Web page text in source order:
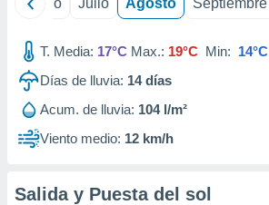
Junio Julio Agosto Septiembre
T. Media: 17°C Max.: 19°C Min: 14°C
Días de lluvia: 14días
Acum. de lluvia: 104 l/m²
Viento medio: 12 km/h
Salida y Puesta del sol